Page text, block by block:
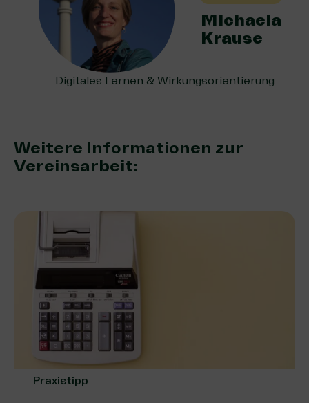
Michaela
Krause
Digitales Lernen & Wirkungsorientierung
Weitere Informationen zur
Vereinsarbeit:
Praxistipp